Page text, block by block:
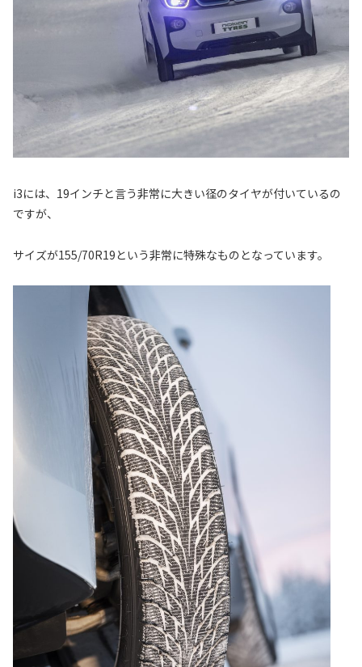
i3には、19インチと言う非常に大きい径のタイヤが付いているの
ですが、
サイズが155/70R19という非常に特殊なものとなっています。